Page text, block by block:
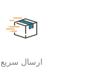
ارسال سریع